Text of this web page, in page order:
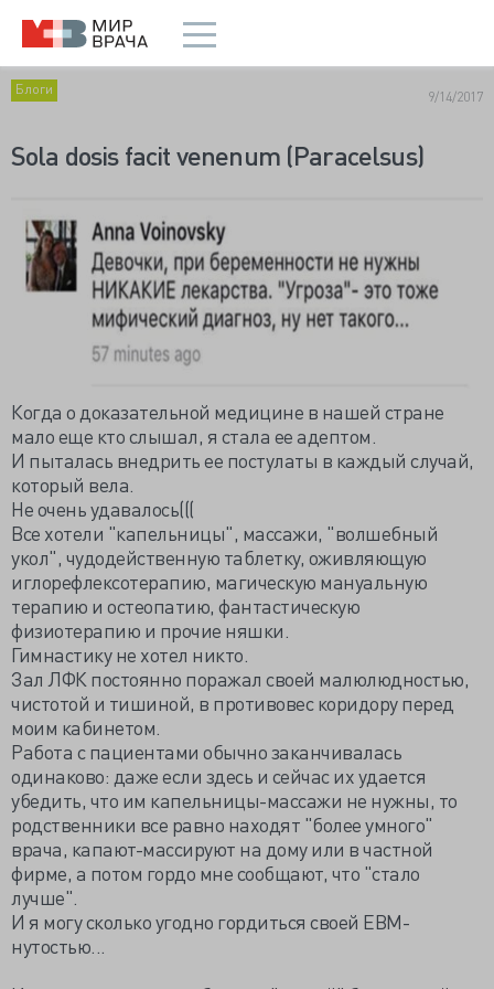
Блоги 9/14/2017
Sola dosis facit venenum (Paracelsus)
Когда о доказательной медицине в нашей стране
мало еще кто слышал, я стала ее адептом.
И пыталась внедрить ее постулаты в каждый случай,
который вела.
Не очень удавалось(((
Все хотели "капельницы", массажи, "волшебный
укол", чудодейственную таблетку, оживляющую
иглорефлексотерапию, магическую мануальную
терапию и остеопатию, фантастическую
физиотерапию и прочие няшки.
Гимнастику не хотел никто.
Зал ЛФК постоянно поражал своей малюлюдностью,
чистотой и тишиной, в противовес коридору перед
моим кабинетом.
Работа с пациентами обычно заканчивалась
одинаково: даже если здесь и сейчас их удается
убедить, что им капельницы-массажи не нужны, то
родственники все равно находят "более умного"
врача, капают-массируют на дому или в частной
фирме, а потом гордо мне сообщают, что "стало
лучше".
И я могу сколько угодно гордиться своей ЕВМ-
нутостью...